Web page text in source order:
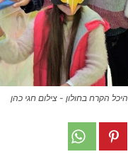
היכל הקרח בחולון - צילום חגי כהן